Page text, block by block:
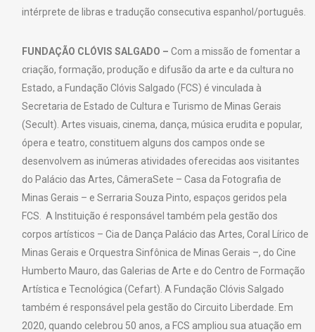
intérprete de libras e tradução consecutiva espanhol/português.
FUNDAÇÃO CLÓVIS SALGADO – Com a missão de fomentar a
criação, formação, produção e difusão da arte e da cultura no
Estado, a Fundação Clóvis Salgado (FCS) é vinculada à
Secretaria de Estado de Cultura e Turismo de Minas Gerais
(Secult). Artes visuais, cinema, dança, música erudita e popular,
ópera e teatro, constituem alguns dos campos onde se
desenvolvem as inúmeras atividades oferecidas aos visitantes
do Palácio das Artes, CâmeraSete – Casa da Fotografia de
Minas Gerais – e Serraria Souza Pinto, espaços geridos pela
FCS. A Instituição é responsável também pela gestão dos
corpos artísticos – Cia de Dança Palácio das Artes, Coral Lírico de
Minas Gerais e Orquestra Sinfônica de Minas Gerais –, do Cine
Humberto Mauro, das Galerias de Arte e do Centro de Formação
Artística e Tecnológica (Cefart). A Fundação Clóvis Salgado
também é responsável pela gestão do Circuito Liberdade. Em
2020, quando celebrou 50 anos, a FCS ampliou sua atuação em